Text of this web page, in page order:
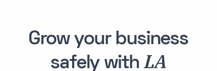
Grow your business
safely withLA